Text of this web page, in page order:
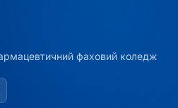
фаховий коледж